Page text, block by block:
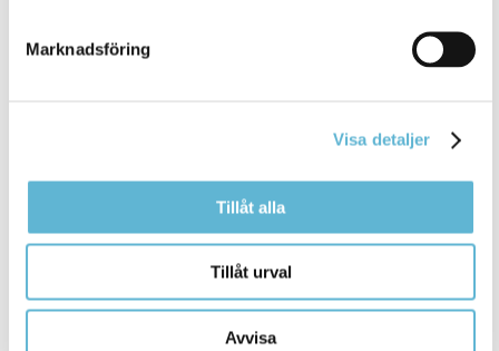
Marknadsföring
Visa detaljer
Tillåt alla
Tillåt urval
Avvisa
Postadress
www.bromolla.se
Växel: 0456-82 20 00
Org.nr: 212000-0894